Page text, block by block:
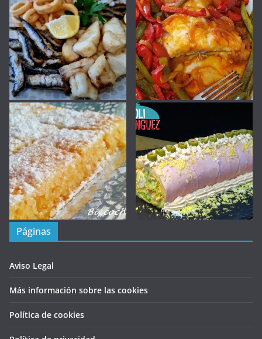
Páginas
Aviso Legal
Más información sobre las cookies
Política de cookies